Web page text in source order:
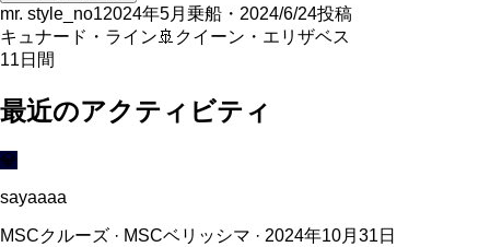
mr. style_no12024年5月乗船・2024/6/24投稿
キュナード・ライン🚢 クイーン・エリザベス
11日間
最近のアクティビティ
💎
sayaaaa
MSCクルーズ · MSCベリッシマ · 2024年10月31日